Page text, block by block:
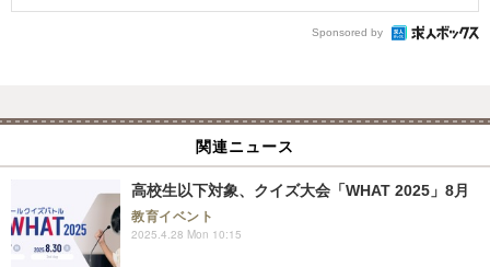
Sponsored by
関連ニュース
高校生以下対象、クイズ大会「WHAT 2025」8月
教育イベント
2025.4.28 Mon 10:15